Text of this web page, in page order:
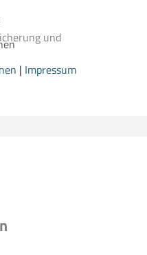
und
| Impressum